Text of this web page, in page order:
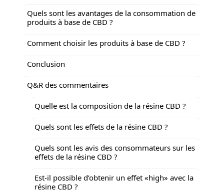
Quels sont les avantages de la consommation de
produits à base de CBD ?
Comment choisir les produits à base de CBD ?
Conclusion
Q&R des commentaires
Quelle est la composition de la résine CBD ?
Quels sont les effets de la résine CBD ?
Quels sont les avis des consommateurs sur les
effets de la résine CBD ?
Est-il possible d’obtenir un effet «high» avec la
résine CBD ?